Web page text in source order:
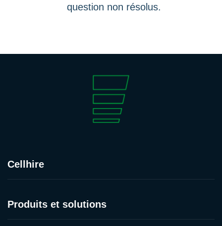
question non résolus.
Cellhire
Produits et solutions